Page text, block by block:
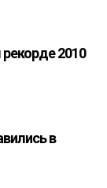
2010
в